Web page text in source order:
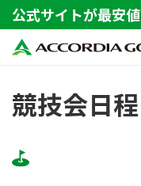
公式サイトが最安値
競技会日程